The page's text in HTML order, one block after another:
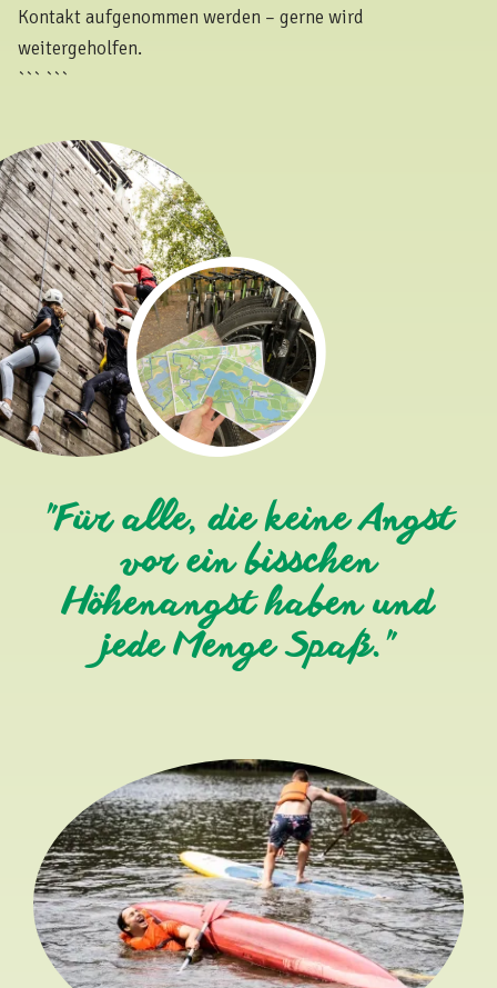
Kontakt aufgenommen werden – gerne wird
weitergeholfen.
``` ```
"Für alle, die keine Angst
vor ein bisschen
Höhenangst haben und
jede Menge Spaß."